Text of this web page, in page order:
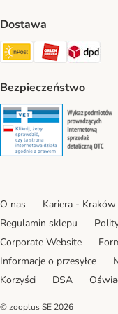
Dostawa
Paczkomat®
ORLEN
Bezpieczeństwo
Security
O nas Kariera - Kraków
Regulamin sklepu
Corporate Website
Informacje o przesyłce
Korzyści
DSA
© zooplus SE 2026